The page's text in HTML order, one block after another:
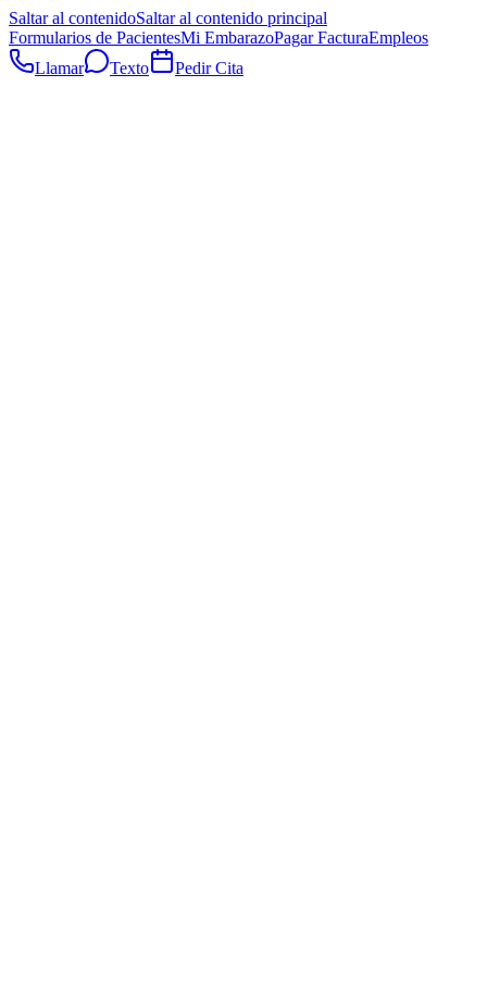
Saltar al contenidoSaltar al contenido principal
Formularios de PacientesMi EmbarazoPagar FacturaEmpleos
Llamar
Texto Pedir Cita